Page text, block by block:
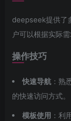
deepseek提供了
户可以根据实际需
操作技巧
快速导航 ：熟
的快速访问方式。
模板使用 ：利